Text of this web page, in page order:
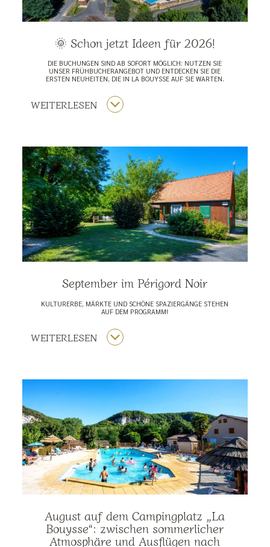
🌞 Schon jetzt Ideen für 2026!
DIE BUCHUNGEN SIND AB SOFORT MÖGLICH: NUTZEN SIE
UNSER FRÜHBUCHERANGEBOT UND ENTDECKEN SIE DIE
ERSTEN NEUHEITEN, DIE IN LA BOUYSSE AUF SIE WARTEN.
WEITERLESEN
September im Périgord Noir
KULTURERBE, MÄRKTE UND SCHÖNE SPAZIERGÄNGE STEHEN
AUF DEM PROGRAMM!
WEITERLESEN
August auf dem Campingplatz „La
Bouysse“: zwischen sommerlicher
Atmosphäre und Ausflügen nach